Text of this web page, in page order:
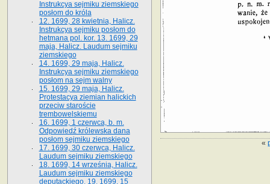
«
Instrukcya sejmiku ziemskiego
posłom do króla
12. 1699, 28 kwietnia, Halicz.
Instrukcya sejmiku posłom do
hetmana pol. kor. 13. 1699, 29
maja, Halicz. Laudum sejmiku
ziemskiego
14. 1699, 29 maja, Halicz.
Instrukcya sejmiku ziemskiego
posłom na sejm walny
15. 1699, 29 maja, Halicz.
Protestacya ziemian halickich
przeciw staroście
trembowelskiemu
16. 1699, 1 czerwca, b. m.
Odpowiedź królewska dana
posłom sejmiku ziemskiego
17. 1699, 30 czerwca, Halicz.
Laudum sejmiku ziemskiego
18. 1699, 14 września, Halicz.
Laudum sejmiku ziemskiego
deputackiego. 19. 1699, 15